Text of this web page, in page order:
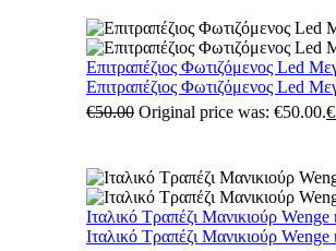
Επιτραπέζιος Φωτιζόμενος Led
Επιτραπέζιος Φωτιζόμενος Led
€50.00 Original price was: €50.00.€
Ιταλικό Τραπέζι Μανικιούρ
Ιταλικό Τραπέζι Μανικιούρ